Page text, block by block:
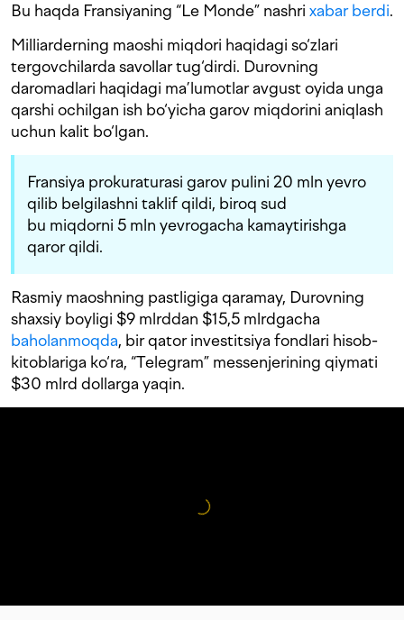
Bu haqda Fransiyaning “Le Monde” nashri xabar berdi.
Milliarderning maoshi miqdori haqidagi so‘zlari
tergovchilarda savollar tug‘dirdi. Durovning
daromadlari haqidagi ma’lumotlar avgust oyida unga
qarshi ochilgan ish bo‘yicha garov miqdorini aniqlash
uchun kalit bo‘lgan.
Fransiya prokuraturasi garov pulini 20 mln yevro
qilib belgilashni taklif qildi, biroq sud
bu miqdorni 5 mln yevrogacha kamaytirishga
qaror qildi.
Rasmiy maoshning pastligiga qaramay, Durovning
shaxsiy boyligi $9 mlrddan $15,5 mlrdgacha
baholanmoqda, bir qator investitsiya fondlari hisob-
kitoblariga ko‘ra, “Telegram” messenjerining qiymati
$30 mlrd dollarga yaqin.